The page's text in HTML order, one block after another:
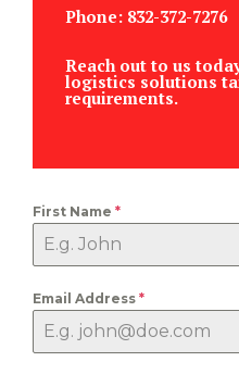
Phone: 832-372-7276
Reach out to us
logistics solutions
requirements.
First Name *
Email Address *